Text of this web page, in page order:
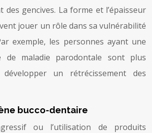
des gencives. La forme et l’épaisseur
jouer un rôle dans sa vulnérabilité
exemple, les personnes ayant une
de maladie parodontale sont plus
un rétrécissement des
bucco-dentaire
ou l’utilisation de produits